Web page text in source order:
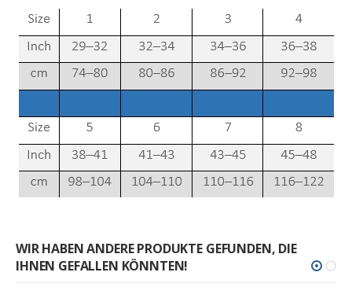
WIR HABEN ANDERE PRODUKTE GEFUNDEN, DIE
IHNEN GEFALLEN KÖNNTEN!